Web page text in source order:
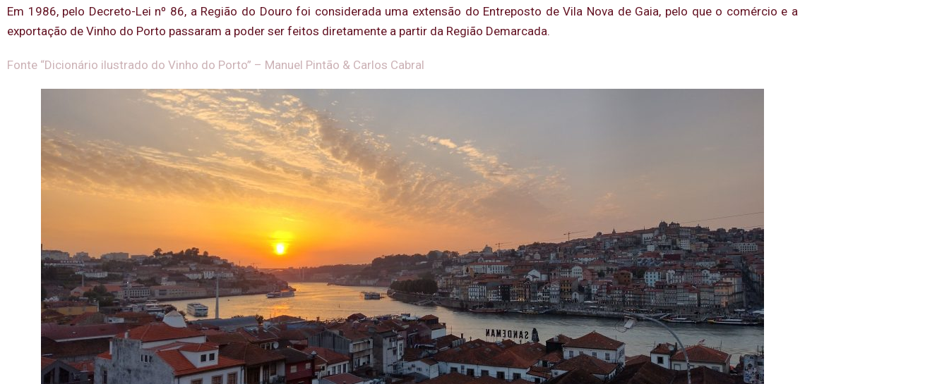
Em 1986, pelo Decreto-Lei nº 86, a Região do Douro foi considerada uma extensão do Entreposto de Vila Nova de Gaia, pelo que o comércio e a
exportação de Vinho do Porto passaram a poder ser feitos diretamente a partir da Região Demarcada.
Fonte “Dicionário ilustrado do Vinho do Porto” – Manuel Pintão & Carlos Cabral